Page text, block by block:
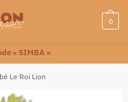
0
« SIMBA »
Le Roi Lion